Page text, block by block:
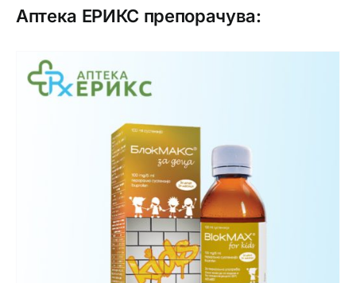
Аптека ЕРИКС препорачува: